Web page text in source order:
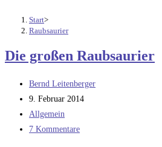
Start>
Raubsaurier
Die großen Raubsaurier
Beitrags-
Autor:
Bernd Leitenberger
Beitrag
veröffentlicht:
9. Februar 2014
Beitrags-
Kategorie:
Allgemein
Beitrags-
7 Kommentare